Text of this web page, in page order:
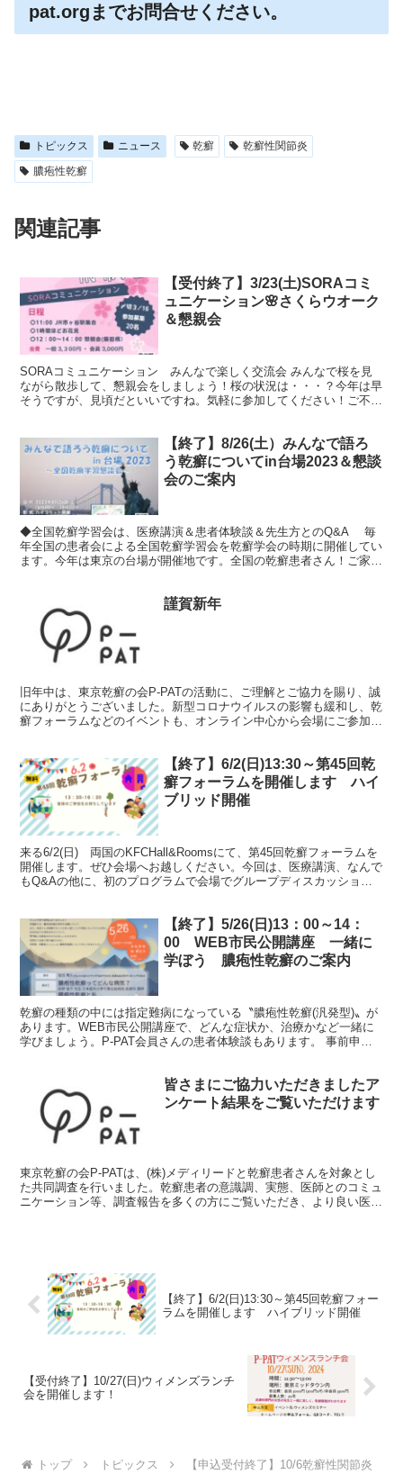
pat.orgまでお問合せください。
トピックス ニュース 乾癬
乾癬性関節炎
膿疱性乾癬
関連記事
【受付終了】3/23(土)SORAコミ
ュニケーション🌸さくらウオーク
＆懇親会
SORAコミュニケーション みんなで楽しく交流会 みんなで桜を見
ながら散歩して、懇親会をしましょう！桜の状況は・・・？今年は早
そうですが、見頃だといいですね。気軽に参加してください！ご不明
【終了】8/26(土）みんなで語ろ
う乾癬についてin台場2023＆懇談
会のご案内
◆全国乾癬学習会は、医療講演＆患者体験談＆先生方とのQ&A 毎
年全国の患者会による全国乾癬学習会を乾癬学会の時期に開催してい
ます。今年は東京の台場が開催地です。全国の乾癬患者さん！ご家族
謹賀新年
旧年中は、東京乾癬の会P-PATの活動に、ご理解とご協力を賜り、誠
にありがとうございました。新型コロナウイルスの影響も緩和し、乾
癬フォーラムなどのイベントも、オンライン中心から会場にご参加く
【終了】6/2(日)13:30～第45回乾
癬フォーラムを開催します ハイ
ブリッド開催
来る6/2(日) 両国のKFCHall&Roomsにて、第45回乾癬フォーラムを
開催します。ぜひ会場へお越しください。今回は、医療講演、なんで
もQ&Aの他に、初のプログラムで会場でグループディスカッション
【終了】5/26(日)13：00～14：
00 WEB市民公開講座 一緒に
学ぼう 膿疱性乾癬のご案内
乾癬の種類の中には指定難病になっている〝膿疱性乾癬(汎発型)〟が
あります。WEB市民公開講座で、どんな症状か、治療かなど一緒に
学びましょう。P-PAT会員さんの患者体験談もあります。 事前申し
皆さまにご協力いただきましたア
ンケート結果をご覧いただけます
東京乾癬の会P-PATは、(株)メディリードと乾癬患者さんを対象とし
た共同調査を行いました。乾癬患者の意識調、実態、医師とのコミュ
ニケーション等、調査報告を多くの方にご覧いただき、より良い医療
【終了】6/2(日)13:30～第45回乾癬フォー
ラムを開催します ハイブリッド開催
【受付終了】10/27(日)ウィメンズランチ
会を開催します！
トップ トピックス 【申込受付終了】10/6乾癬性関節炎